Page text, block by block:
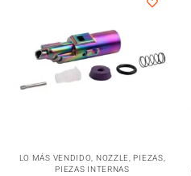
LO MÁS VENDIDO, NOZZLE,PIEZAS,
PIEZAS INTERNAS